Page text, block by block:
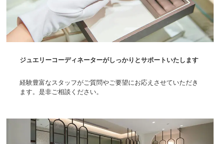
ジュエリーコーディネーターがしっかりとサポートいたします
経験豊富なスタッフがご質問やご要望にお応えさせていただき
ます。是非ご相談ください。